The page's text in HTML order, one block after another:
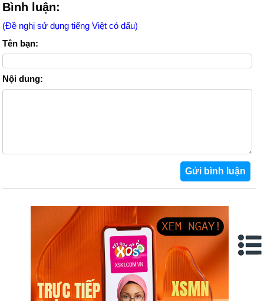
Bình luận:
(Đề nghị sử dụng tiếng Việt có dấu)
Tên bạn:
Nội dung: